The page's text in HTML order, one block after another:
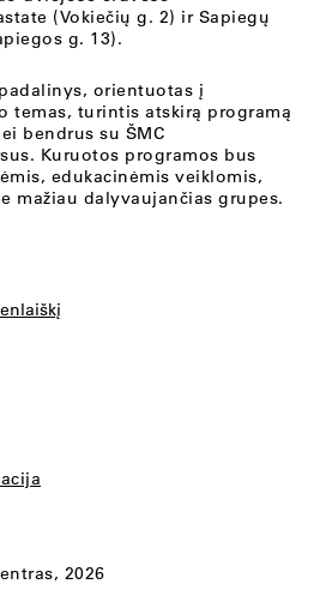
(Vokiečių g. 2) ir Sapiegų
g. 13).
orientuotas į
temas, turintis atskirą programą
bendrus su ŠMC
Kuruotos programos bus
edukacinėmis veiklomis,
mažiau dalyvaujančias grupes.
2026